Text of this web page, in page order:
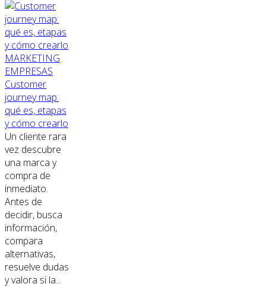
MARKETING
EMPRESAS
Customer
journey map:
qué es, etapas
y cómo crearlo
Un cliente rara
vez descubre
una marca y
compra de
inmediato.
Antes de
decidir, busca
información,
compara
alternativas,
resuelve dudas
y valora si la...